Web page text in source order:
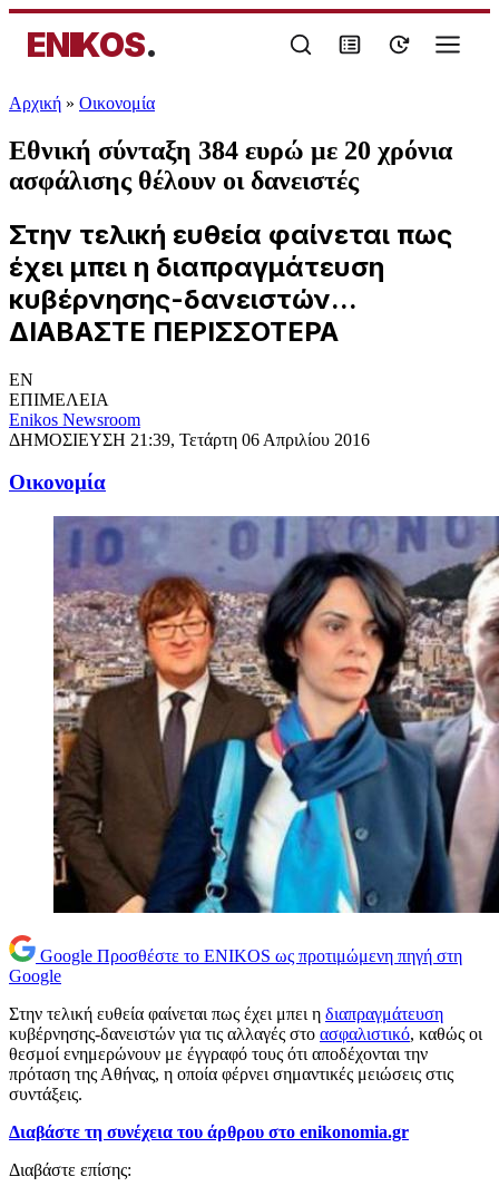
ENIKOS.
Αρχική » Oικονομία
Εθνική σύνταξη 384 ευρώ με 20 χρόνια
ασφάλισης θέλουν οι δανειστές
Στην τελική ευθεία φαίνεται πως
έχει μπει η διαπραγμάτευση
κυβέρνησης-δανειστών...
ΔΙΑΒΑΣΤΕ ΠΕΡΙΣΣΟΤΕΡΑ
EN
ΕΠΙΜΕΛΕΙΑ
Enikos Newsroom
ΔΗΜΟΣΙΕΥΣΗ 21:39, Τετάρτη 06 Απριλίου 2016
Oικονομία
Google Προσθέστε το ENIKOS ως προτιμώμενη πηγή στη
Google
Στην τελική ευθεία φαίνεται πως έχει μπει η διαπραγμάτευση
κυβέρνησης-δανειστών για τις αλλαγές στο ασφαλιστικό, καθώς οι
θεσμοί ενημερώνουν με έγγραφό τους ότι αποδέχονται την
πρόταση της Αθήνας, η οποία φέρνει σημαντικές μειώσεις στις
συντάξεις.
Διαβάστε τη συνέχεια του άρθρου στο enikonomia.gr
Διαβάστε επίσης: